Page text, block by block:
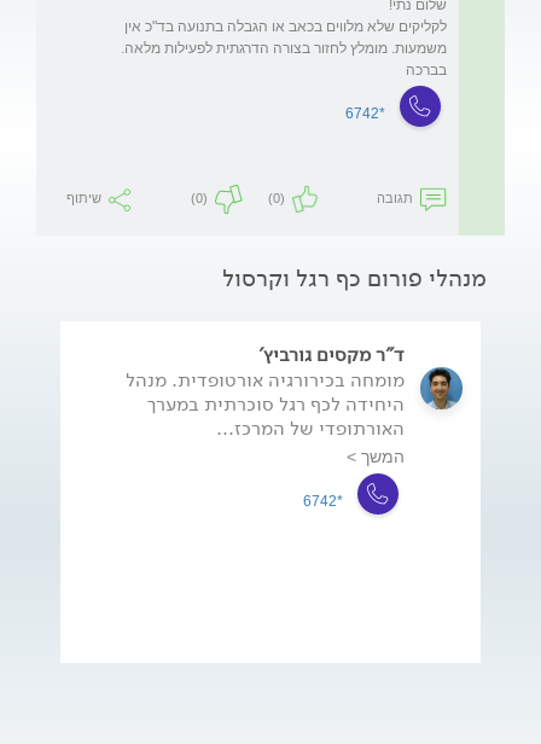
לקליקים שלא מלווים בכאב או הגבלה בתנועה בד"כ אין
בברכה
*6742
תגובה (0)
(0) שיתוף
מנהלי פורום כף רגל וקרסול
ד"ר מקסים גורביץ'
מומחה בכירורגיה אורטופדית. מנהל
היחידה לכף רגל סוכרתית במערך
האורתופדי של המרכז...
המשך >
*6742